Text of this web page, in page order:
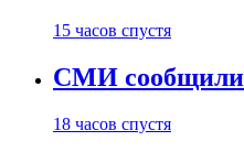
15 часов спустя
СМИ сообщили
18 часов спустя